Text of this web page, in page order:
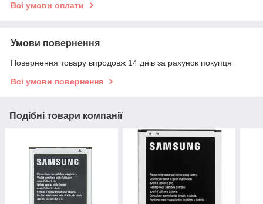
Всі умови оплати
Умови повернення
Повернення товару впродовж 14 днів за рахунок покупця
Всі умови повернення
Подібні товари компанії